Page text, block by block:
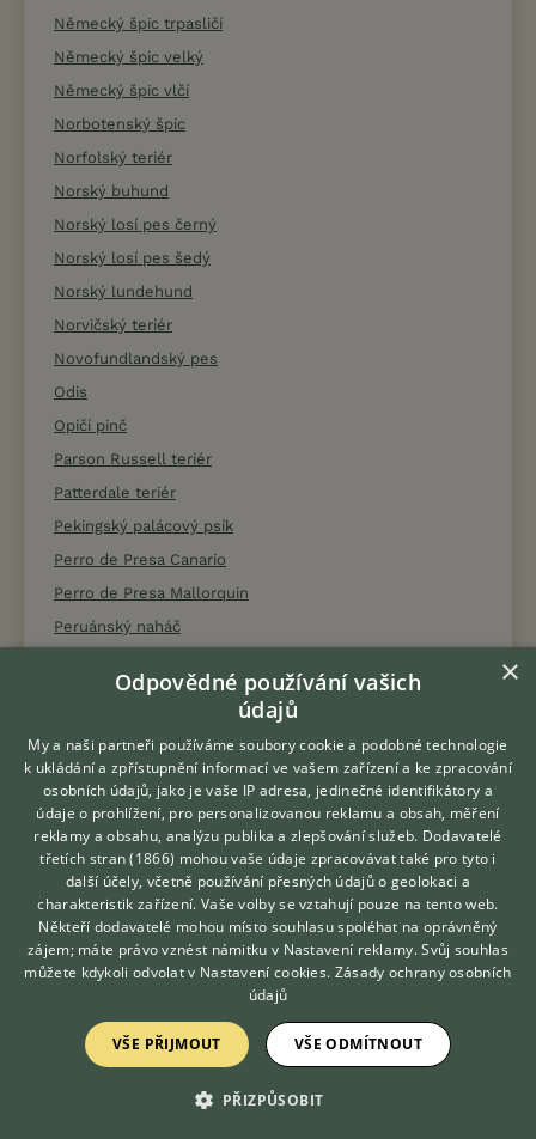
Německý špic trpasličí
Německý špic velký
Německý špic vlčí
Norbotenský špic
Norfolský teriér
Norský buhund
Norský losí pes černý
Norský losí pes šedý
Norský lundehund
Norvičský teriér
Novofundlandský pes
Odis
Opičí pinč
Parson Russell teriér
Patterdale teriér
Pekingský palácový psík
Perro de Presa Canario
Perro de Presa Mallorquin
Peruánský naháč
Pikardský ovčák
Podhalaňský ovčák
Pointer
Polský chrt
Polský honič
Polský nížinný ovčák
Polský ogar
Pomeranian
Portugalský ohař
Portugalský vodní pes
Hledáte zvířecího kamaráda?
Zdarma vám poradí
VETERINÁŘ ONLINE
KONZULTOVAT S
VETERINÁŘEM
×
Odpovědné používání vašich
údajů
My a naši partneři používáme soubory cookie a podobné technologie
k ukládání a zpřístupnění informací ve vašem zařízení a ke zpracování
osobních údajů, jako je vaše IP adresa, jedinečné identifikátory a
údaje o prohlížení, pro personalizovanou reklamu a obsah, měření
reklamy a obsahu, analýzu publika a zlepšování služeb. Dodavatelé
třetích stran (1866) mohou vaše údaje zpracovávat také pro tyto i
další účely, včetně používání přesných údajů o geolokaci a
charakteristik zařízení. Vaše volby se vztahují pouze na tento web.
Někteří dodavatelé mohou místo souhlasu spoléhat na oprávněný
zájem; máte právo vznést námitku v Nastavení reklamy. Svůj souhlas
můžete kdykoli odvolat v Nastavení cookies. Zásady ochrany osobních
údajů
VŠE PŘIJMOUT VŠE ODMÍTNOUT
PŘIZPŮSOBIT